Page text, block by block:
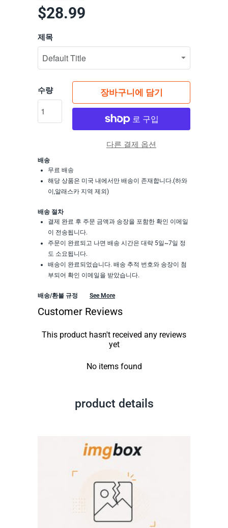
$28.99
제목
수량 장바구니에 담기
다른 결제 옵션
배송
무료 배송
해당 상품은 미국 내에서만 배송이 존재합니다.(하와
이,알래스카 지역 제외)
배송 절차
결제 완료 후 주문 금액과 송장을 포함한 확인 이메일
이 전송됩니다.
주문이 완료되고 나면 배송 시간은 대략 5일~7일 정
도 소요됩니다.
배송이 완료되었습니다. 배송 추적 번호와 송장이 첨
부되어 확인 이메일을 받았습니다.
배송/환불 규정 See More
Customer Reviews
This product hasn't received any reviews
yet
No items found
product details